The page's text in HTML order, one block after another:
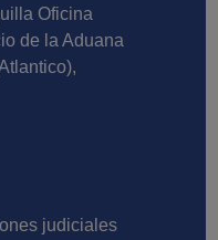
Oficina
de la Aduana
judiciales